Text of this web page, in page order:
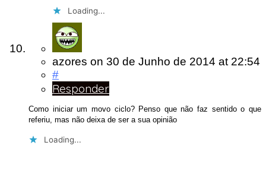
Loading...
azores on 30 de Junho de 2014 at 22:54
#
Responder
Como iniciar um movo ciclo? Penso que não faz sentido o que
referiu, mas não deixa de ser a sua opinião
Loading...